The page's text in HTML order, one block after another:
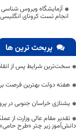
آزمایشگاه ویروس
انجام تست کرونای
پربحث ترین ها
سخت‌ترین شرایط پس از
هفته دولت بهترین فرصت
یشتازی خراسان جنوبی در
دانش‌آموز زیر چتر «طرح حامی»